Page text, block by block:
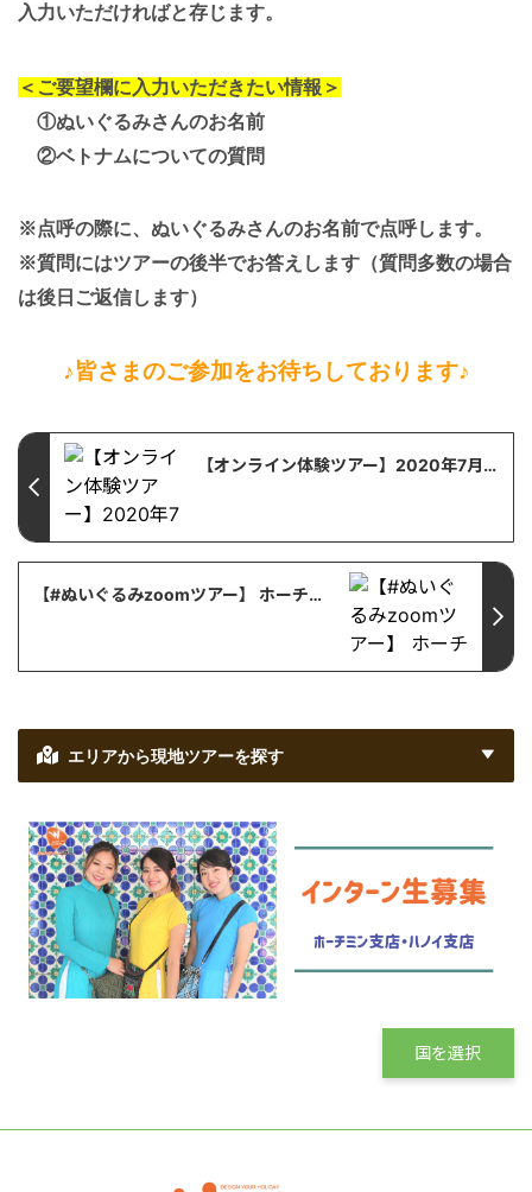
入力いただければと存じます。
＜ご要望欄に入力いただきたい情報＞
①ぬいぐるみさんのお名前
②ベトナムについての質問
※点呼の際に、ぬいぐるみさんのお名前で点呼します。
※質問にはツアーの後半でお答えします（質問多数の場合
は後日ご返信します）
♪皆さまのご参加をお待ちしております♪
【オンライン体験ツアー】2020年7月25日催行！ハノイ発着「実食!!蛇フルコースランチ体験ツアー」
【#ぬいぐるみzoomツアー】 ホーチミン･シティお散歩編について
エリアから現地ツアーを探す
国を選択